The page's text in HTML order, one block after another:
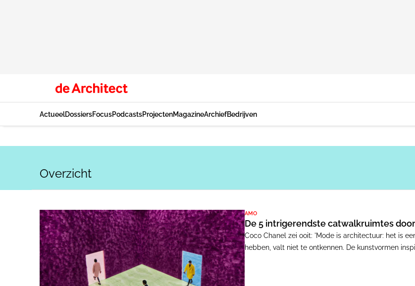
ActueelDossiersFocusPodcastsProjectenMagazineArchiefBedrijven
Overzicht
AMO
De 5 intrigerendste catwalkruimtes
Coco Chanel zei ooit: 'Mode is architectuur: het is
hebben, valt niet te ontkennen. De kunstvormen